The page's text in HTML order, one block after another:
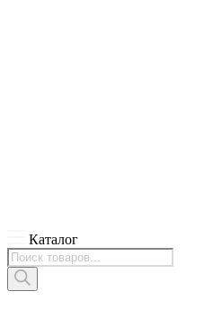
Каталог
Поиск
товаров